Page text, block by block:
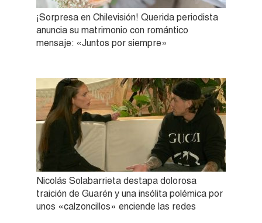
¡Sorpresa en Chilevisión! Querida periodista
anuncia su matrimonio con romántico
mensaje: «Juntos por siempre»
Nicolás Solabarrieta destapa dolorosa
traición de Guarén y una insólita polémica por
unos «calzoncillos» enciende las redes